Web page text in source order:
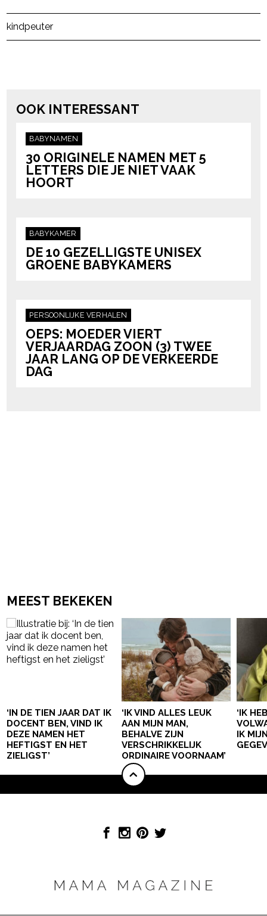
Post Views: 67
kindpeuter
OOK INTERESSANT
BABYNAMEN
30 ORIGINELE NAMEN MET 5
LETTERS DIE JE NIET VAAK
HOORT
BABYKAMER
DE 10 GEZELLIGSTE UNISEX
GROENE BABYKAMERS
PERSOONLIJKE VERHALEN
OEPS: MOEDER VIERT
VERJAARDAG ZOON (3) TWEE
JAAR LANG OP DE VERKEERDE
DAG
MEEST BEKEKEN
‘IN DE TIEN JAAR DAT IK
DOCENT BEN, VIND IK
DEZE NAMEN HET
HEFTIGST EN HET
ZIELIGST’
‘IK VIND ALLES LEUK
AAN MIJN MAN,
BEHALVE ZIJN
VERSCHRIKKELIJK
ORDINAIRE VOORNAAM’
‘IK
IK